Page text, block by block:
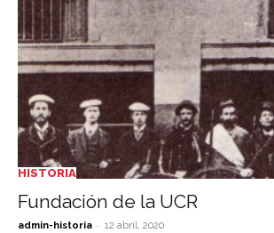
HISTORIA
Fundación de la UCR
admin-historia - 12 abril, 2020